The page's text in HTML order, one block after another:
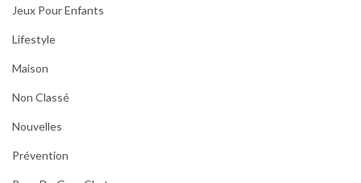
Jeux Pour Enfants
Lifestyle
Maison
Non Classé
Nouvelles
Prévention